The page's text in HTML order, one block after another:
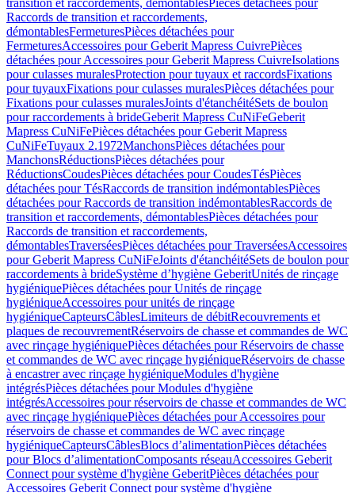
transition et raccordements, démontablesPièces détachées pour
Raccords de transition et raccordements,
démontablesFermeturesPièces détachées pour
FermeturesAccessoires pour Geberit Mapress CuivrePièces
détachées pour Accessoires pour Geberit Mapress CuivreIsolations
pour culasses muralesProtection pour tuyaux et raccordsFixations
pour tuyauxFixations pour culasses muralesPièces détachées pour
Fixations pour culasses muralesJoints d'étanchéitéSets de boulon
pour raccordements à brideGeberit Mapress CuNiFeGeberit
Mapress CuNiFePièces détachées pour Geberit Mapress
CuNiFeTuyaux 2.1972ManchonsPièces détachées pour
ManchonsRéductionsPièces détachées pour
RéductionsCoudesPièces détachées pour CoudesTésPièces
détachées pour TésRaccords de transition indémontablesPièces
détachées pour Raccords de transition indémontablesRaccords de
transition et raccordements, démontablesPièces détachées pour
Raccords de transition et raccordements,
démontablesTraverséesPièces détachées pour TraverséesAccessoires
pour Geberit Mapress CuNiFeJoints d'étanchéitéSets de boulon pour
raccordements à brideSystème d’hygiène GeberitUnités de rinçage
hygiéniquePièces détachées pour Unités de rinçage
hygiéniqueAccessoires pour unités de rinçage
hygiéniqueCapteursCâblesLimiteurs de débitRecouvrements et
plaques de recouvrementRéservoirs de chasse et commandes de WC
avec rinçage hygiéniquePièces détachées pour Réservoirs de chasse
et commandes de WC avec rinçage hygiéniqueRéservoirs de chasse
à encastrer avec rinçage hygiéniqueModules d'hygiène
intégrésPièces détachées pour Modules d'hygiène
intégrésAccessoires pour réservoirs de chasse et commandes de WC
avec rinçage hygiéniquePièces détachées pour Accessoires pour
réservoirs de chasse et commandes de WC avec rinçage
hygiéniqueCapteursCâblesBlocs d’alimentationPièces détachées
pour Blocs d’alimentationComposants réseauAccessoires Geberit
Connect pour système d'hygiène GeberitPièces détachées pour
Accessoires Geberit Connect pour système d'hygiène